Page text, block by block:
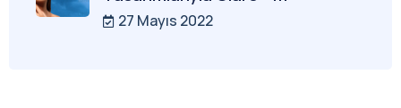
27 Mayıs 2022